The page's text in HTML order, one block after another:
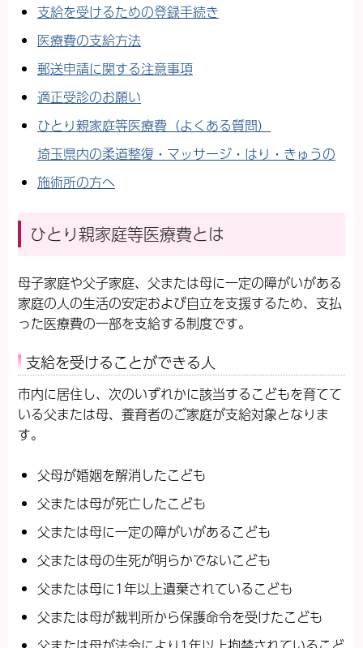
支給を受けるための登録手続き
医療費の支給方法
郵送申請に関する注意事項
適正受診のお願い
ひとり親家庭等医療費 （よくある質問）
埼玉県内の柔道整復・マッサージ・はり・きゅうの
施術所の方へ
ひとり親家庭等医療費とは
母子家庭や父子家庭、父または母に一定の障がいがある
家庭の人の生活の安定および自立を支援するため、支払
った医療費の一部を支給する制度です。
支給を受けることができる人
市内に居住し、次のいずれかに該当するこどもを育てて
いる父または母、養育者のご家庭が支給対象となりま
す。
父母が婚姻を解消したこども
父または母が死亡したこども
父または母に一定の障がいがあるこども
父または母の生死が明らかでないこども
父または母に1年以上遺棄されているこども
父または母が裁判所から保護命令を受けたこども